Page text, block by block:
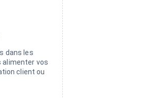
dans les
vos
client ou